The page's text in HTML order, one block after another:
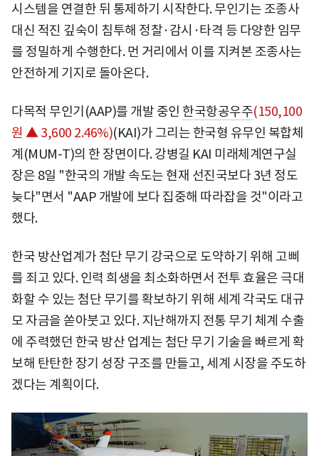
시스템을 연결한 뒤 통제하기 시작한다. 무인기는 조종사
대신 적진 깊숙이 침투해 정찰·감시·타격 등 다양한 임무
를 정밀하게 수행한다. 먼 거리에서 이를 지켜본 조종사는
안전하게 기지로 돌아온다.
다목적 무인기(AAP)를 개발 중인 한국항공우주(150,100
원 ▲ 3,600 2.46%)(KAI)가 그리는 한국형 유무인 복합체
계(MUM-T)의 한 장면이다. 강병길 KAI 미래체계연구실
장은 8일 "한국의 개발 속도는 현재 선진국보다 3년 정도
늦다"면서 "AAP 개발에 보다 집중해 따라잡을 것"이라고
했다.
한국 방산업계가 첨단 무기 강국으로 도약하기 위해 고삐
를 죄고 있다. 인력 희생을 최소화하면서 전투 효율은 극대
화할 수 있는 첨단 무기를 확보하기 위해 세계 각국도 대규
모 자금을 쏟아붓고 있다. 지난해까지 전통 무기 체계 수출
에 주력했던 한국 방산 업계는 첨단 무기 기술을 빠르게 확
보해 탄탄한 장기 성장 구조를 만들고, 세계 시장을 주도하
겠다는 계획이다.